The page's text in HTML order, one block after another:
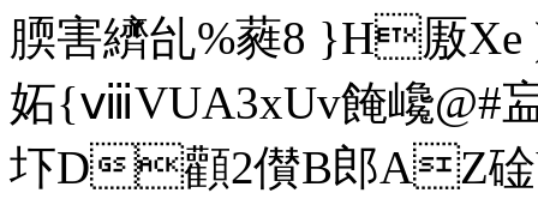
腝害纃乨%蕤8 }H厫
妬{ⅷVUA3xUv餣巉
圷D顴2儧B郎AZ